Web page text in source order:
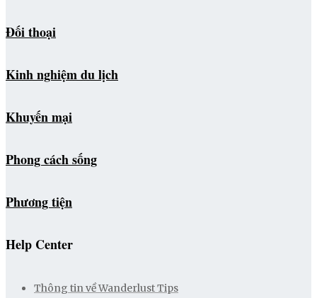
Đối thoại
Kinh nghiệm du lịch
Khuyến mại
Phong cách sống
Phương tiện
Help Center
Thông tin về Wanderlust Tips